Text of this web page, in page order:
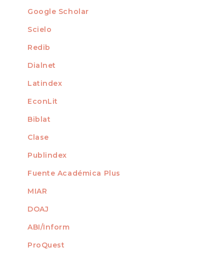
For Readers
For Librarians
INDEXED AT
Google Scholar
Scielo
Redib
Dialnet
Latindex
EconLit
Biblat
Clase
Publindex
Fuente Académica Plus
MIAR
DOAJ
ABI/Inform
ProQuest